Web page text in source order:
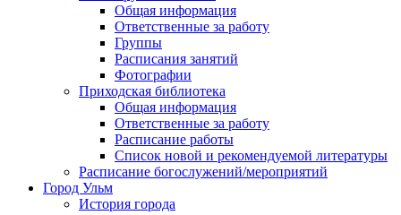
Общая информация
Ответственные за работу
Группы
Расписания занятий
Фотографии
Приходская библиотека
Общая информация
Ответственные за работу
Расписание работы
Список новой и рекомендуемой литературы
Расписание богослужений/мероприятий
Город Ульм
История города